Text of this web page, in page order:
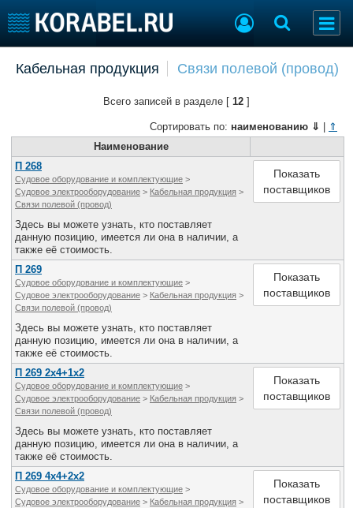
Репутация
Работа
Крюинг
Журнал
Реклама
Доска объявлений
Продажа флота
Оборудование
Материалы
Услуги
Конференции
Выставки и семинары
Личности
Словарь
Галерея флота
Форум
Отзывы
Все службы
Кабельная продукция Связи полевой (провод)
Всего записей в разделе [ 12 ]
Сортировать по: наименованию ⇓
⇑
Наименование
П 268
Судовое оборудование и комплектующие >
Судовое электрооборудование > Кабельная продукция >
Связи полевой (провод)
Здесь вы можете узнать, кто поставляет
данную позицию, имеется ли она в наличии, а
также её стоимость.
Показать
поставщиков
П 269
Судовое оборудование и комплектующие >
Судовое электрооборудование > Кабельная продукция >
Связи полевой (провод)
Здесь вы можете узнать, кто поставляет
данную позицию, имеется ли она в наличии, а
также её стоимость.
Показать
поставщиков
П 269 2х4+1х2
Судовое оборудование и комплектующие >
Судовое электрооборудование > Кабельная продукция >
Связи полевой (провод)
Здесь вы можете узнать, кто поставляет
данную позицию, имеется ли она в наличии, а
также её стоимость.
Показать
поставщиков
П 269 4х4+2х2
Судовое оборудование и комплектующие >
Судовое электрооборудование > Кабельная продукция >
Показать
поставщиков